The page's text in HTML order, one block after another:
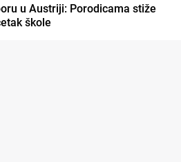
u Austriji: Porodicama stiže
škole